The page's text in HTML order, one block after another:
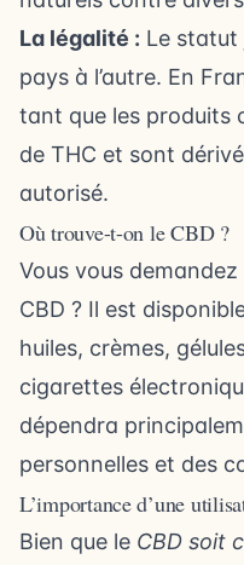
La légalité : Le statut
pays à l’autre. En
tant que les produits
de THC et sont
autorisé.
Où trouve-t-on le CBD ?
Vous vous
CBD ? Il est
huiles, crèmes,
cigarettes
dépendra
personnelles et des
L’importance d’une
Bien que le CBD soit